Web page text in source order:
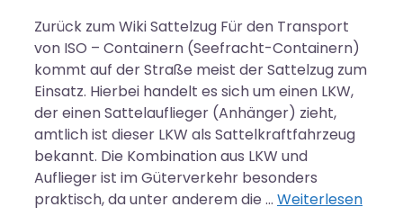
Zurück zum Wiki Sattelzug Für den Transport
von ISO – Containern (Seefracht-Containern)
kommt auf der Straße meist der Sattelzug zum
Einsatz. Hierbei handelt es sich um einen LKW,
der einen Sattelauflieger (Anhänger) zieht,
amtlich ist dieser LKW als Sattelkraftfahrzeug
bekannt. Die Kombination aus LKW und
Auflieger ist im Güterverkehr besonders
praktisch, da unter anderem die … Weiterlesen